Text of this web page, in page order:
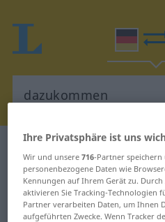
Deutsch-Griechisch
Deutsch-
für
Ihre Privatsphäre ist uns
Wir und unsere716-Partner
personenbezogene Daten wie
Kennungen auf Ihrem Gerät zu.
aktivieren Sie Tracking-Technologien
Partner verarbeiten Daten, um Ihnen
aufgeführten Zwecke. Wenn Tracker